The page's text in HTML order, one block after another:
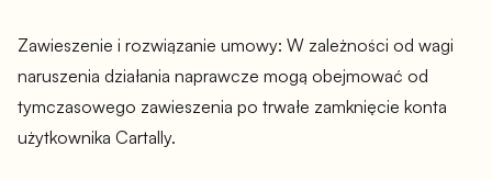
Zawieszenie i rozwiązanie umowy: W zależności od wagi
naruszenia działania naprawcze mogą obejmować od
tymczasowego zawieszenia po trwałe zamknięcie konta
użytkownika Cartally.